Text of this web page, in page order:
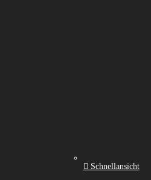
Schnellansicht